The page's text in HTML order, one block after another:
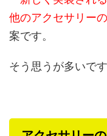
他のアクセサリー
案です。
そう思うが多いです